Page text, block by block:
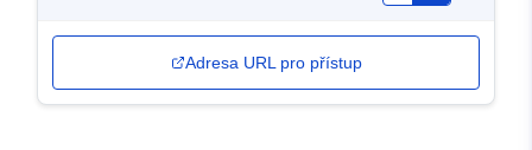
Adresa URL pro přístup